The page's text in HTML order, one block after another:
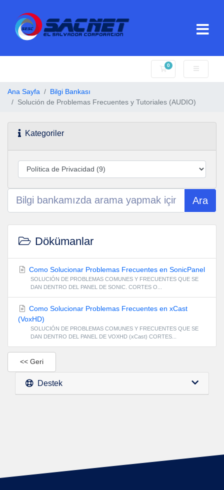
0
Sepet
Ana Sayfa
Bilgi Bankası
Solución de Problemas Frecuentes y Tutoriales (AUDIO)
Kategoriler
Ara
Dökümanlar
Como Solucionar Problemas Frecuentes en SonicPanel
SOLUCIÓN DE PROBLEMAS COMUNES Y FRECUENTES QUE SE
DAN DENTRO DEL PANEL DE SONIC. CORTES O...
Como Solucionar Problemas Frecuentes en xCast
(VoxHD)
SOLUCIÓN DE PROBLEMAS COMUNES Y FRECUENTES QUE SE
DAN DENTRO DEL PANEL DE VOXHD (xCast) CORTES...
<< Geri
Destek